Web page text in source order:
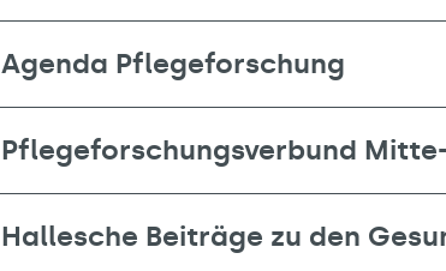
Agenda Pflegeforschung
Pflegeforschungsverbund
Hallesche Beiträge zu den